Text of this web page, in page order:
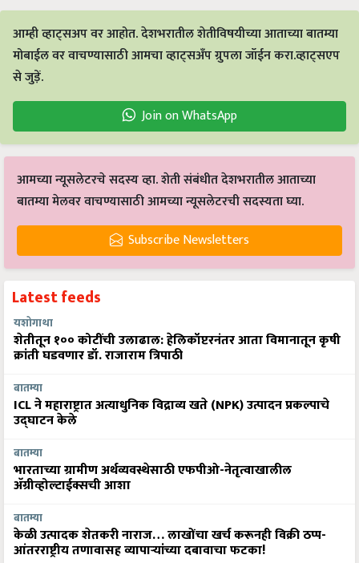
आम्ही व्हाट्सअप वर आहोत. देशभरातील शेतीविषयीच्या आताच्या बातम्या
मोबाईल वर वाचण्यासाठी आमचा व्हाट्सअँप ग्रुपला जॉईन करा.व्हाट्सएप
से जुड़ें.
Join on WhatsApp
आमच्या न्यूसलेटरचे सदस्य व्हा. शेती संबंधीत देशभरातील आताच्या
बातम्या मेलवर वाचण्यासाठी आमच्या न्यूसलेटरची सदस्यता घ्या.
Subscribe Newsletters
Latest feeds
यशोगाथा
शेतीतून १०० कोटींची उलाढाल: हेलिकॉप्टरनंतर आता विमानातून कृषी
क्रांती घडवणार डॉ. राजाराम त्रिपाठी
बातम्या
ICL ने महाराष्ट्रात अत्याधुनिक विद्राव्य खते (NPK) उत्पादन प्रकल्पाचे
उद्घाटन केले
बातम्या
भारताच्या ग्रामीण अर्थव्यवस्थेसाठी एफपीओ-नेतृत्वाखालील
अ‍ॅग्रीव्होल्टाईक्सची आशा
बातम्या
केळी उत्पादक शेतकरी नाराज… लाखोंचा खर्च करूनही विक्री ठप्प-
आंतरराष्ट्रीय तणावासह व्यापाऱ्यांच्या दबावाचा फटका!